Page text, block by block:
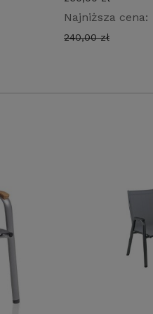
Najniższa cena:
240,00 zł